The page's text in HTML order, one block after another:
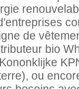
de
bio
ou